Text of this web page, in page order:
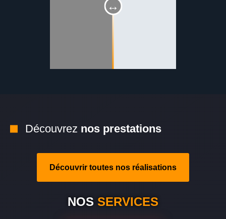
Découvrez nos prestations
Découvrir toutes nos réalisations
NOS SERVICES